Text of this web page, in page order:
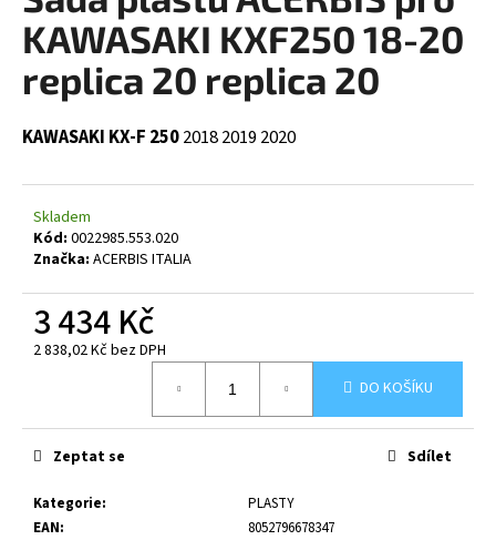
0,0
hvězdiček.
KAWASAKI KXF250 18-20
replica 20 replica 20
KAWASAKI KX-F 25020182019 2020
Skladem
Kód: 0022985.553.020
Značka: ACERBIS ITALIA
3 434 Kč
2 838,02 Kč bez DPH
DO KOŠÍKU
Kategorie:
PLASTY
EAN:
8052796678347
Zeptat se Sdílet
a
j
í
?
HLEDAT
D
o
u